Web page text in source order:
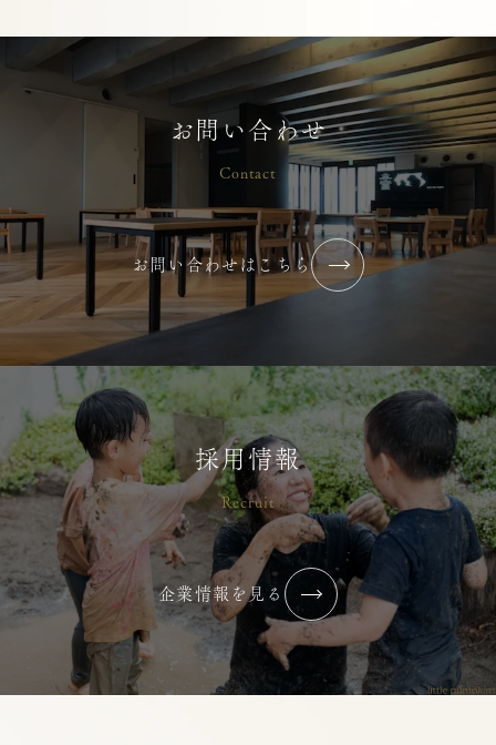
お問い合わせ
Contact
お問い合わせはこちら
採用情報
Recruit
企業情報を見る